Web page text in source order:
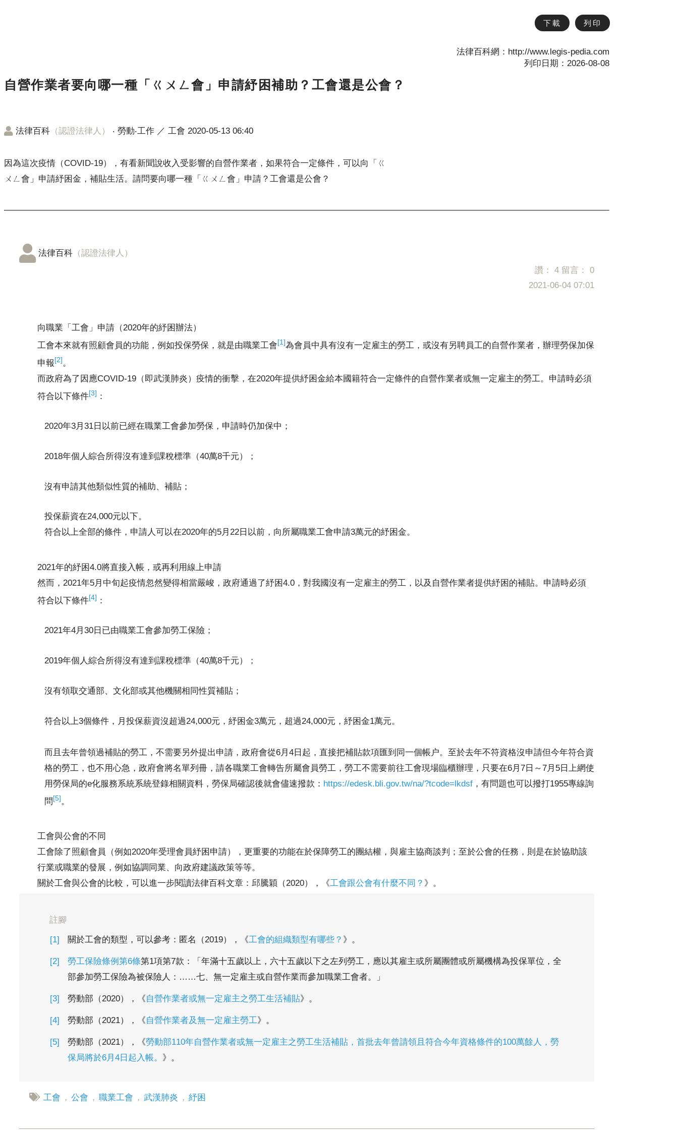
下載 列印
法律百科網：http://www.legis-pedia.com
列印日期：2026-08-08
自營作業者要向哪一種「ㄍㄨㄥ會」申請紓困補助？工會還是公會？
法律百科 （認證法律人） ‧ 勞動‧工作 ／ 工會 2020-05-13 06:40
因為這次疫情（COVID-19），有看新聞說收入受影響的自營作業者，如果符合一定條件，可以向「ㄍ
ㄨㄥ會」申請紓困金，補貼生活。請問要向哪一種「ㄍㄨㄥ會」申請？工會還是公會？
法律百科 （認證法律人）
讚： 4 留言： 0
2021-06-04 07:01
向職業「工會」申請（2020年的紓困辦法）
工會本來就有照顧會員的功能，例如投保勞保，就是由職業工會[1]為會員中具有沒有一定雇主的勞工，或沒有另聘員工的自營作業者，辦理勞保加保
申報[2]。
而政府為了因應COVID-19（即武漢肺炎）疫情的衝擊，在2020年提供紓困金給本國籍符合一定條件的自營作業者或無一定雇主的勞工。申請時必須
符合以下條件[3] ：
2020年3月31日以前已經在職業工會參加勞保，申請時仍加保中；
2018年個人綜合所得沒有達到課稅標準（40萬8千元）；
沒有申請其他類似性質的補助、補貼；
投保薪資在24,000元以下。
符合以上全部的條件，申請人可以在2020年的5月22日以前，向所屬職業工會申請3萬元的紓困金。
2021年的紓困4.0將直接入帳，或再利用線上申請
然而，2021年5月中旬起疫情忽然變得相當嚴峻，政府通過了紓困4.0，對我國沒有一定雇主的勞工，以及自營作業者提供紓困的補貼。申請時必須
符合以下條件[4] ：
2021年4月30日已由職業工會參加勞工保險；
2019年個人綜合所得沒有達到課稅標準（40萬8千元）；
沒有領取交通部、文化部或其他機關相同性質補貼；
符合以上3個條件，月投保薪資沒超過24,000元，紓困金3萬元，超過24,000元，紓困金1萬元。
而且去年曾領過補貼的勞工，不需要另外提出申請，政府會從6月4日起，直接把補貼款項匯到同一個帳户。至於去年不符資格沒申請但今年符合資
格的勞工，也不用心急，政府會將名單列冊，請各職業工會轉告所屬會員勞工，勞工不需要前往工會現場臨櫃辦理，只要在6月7日～7月5日上網使
用勞保局的e化服務系統系統登錄相關資料，勞保局確認後就會儘速撥款： https://edesk.bli.gov.tw/na/?tcode=lkdsf ，有問題也可以撥打1955專線詢
問[5]。
工會與公會的不同
工會除了照顧會員（例如2020年受理會員紓困申請），更重要的功能在於保障勞工的團結權，與雇主協商談判；至於公會的任務，則是在於協助該
行業或職業的發展，例如協調同業、向政府建議政策等等。
關於工會與公會的比較，可以進一步閱讀法律百科文章：邱騰穎（2020），《工會跟公會有什麼不同？ 》。
註腳
關於工會的類型，可以參考：匿名（2019），《工會的組織類型有哪些？ 》。
勞工保險條例第6條第1項第7款：「年滿十五歲以上，六十五歲以下之左列勞工，應以其雇主或所屬團體或所屬機構為投保單位，全
部參加勞工保險為被保險人：……七、無一定雇主或自營作業而參加職業工會者。」
勞動部（2020），《自營作業者或無一定雇主之勞工生活補貼》。
勞動部（2021），《自營作業者及無一定雇主勞工》。
勞動部（2021），《勞動部110年自營作業者或無一定雇主之勞工生活補貼，首批去年曾請領且符合今年資格條件的100萬餘人，勞
保局將於6月4日起入帳。 》。
工會 ， 公會 ， 職業工會 ， 武漢肺炎 ， 紓困